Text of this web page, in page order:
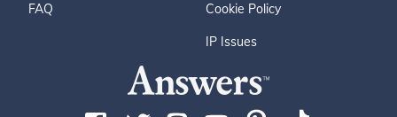
FAQ Cookie Policy
IP Issues